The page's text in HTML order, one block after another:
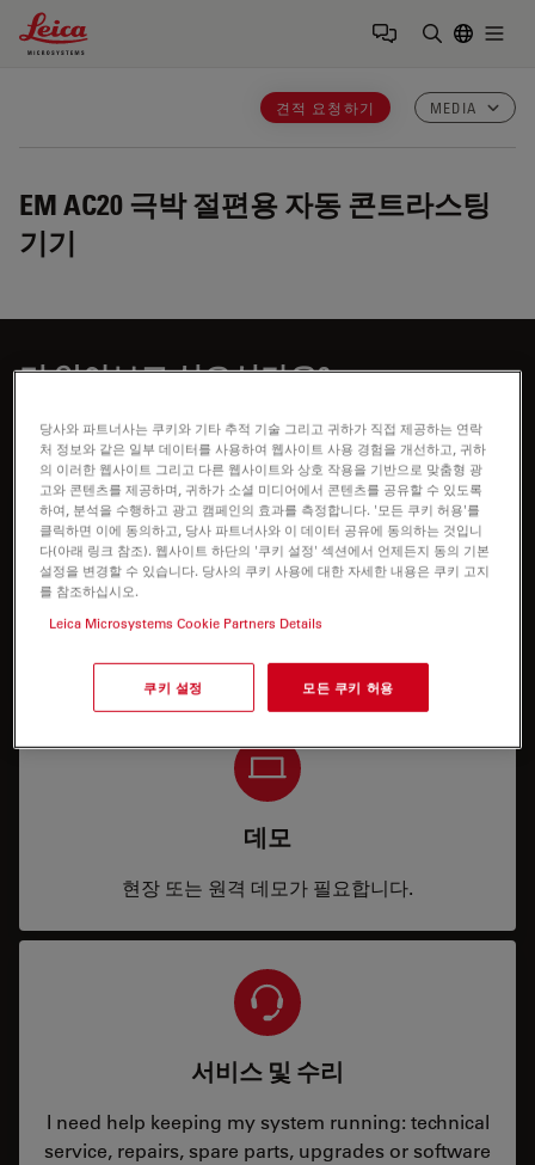
Leica Microsystems Logo
견적 요청하기 MEDIA
EM AC20 극박 절편용 자동 콘트라스팅
기기
더 알아보고 싶으신가요?
전문가와 상담하기
데모
현장 또는 원격 데모가 필요합니다.
서비스 및 수리
I need help keeping my system running: technical
service, repairs, spare parts, upgrades or software
당사와 파트너사는 쿠키와 기타 추적 기술 그리고 귀하가 직접 제공하는 연락
처 정보와 같은 일부 데이터를 사용하여 웹사이트 사용 경험을 개선하고, 귀하
의 이러한 웹사이트 그리고 다른 웹사이트와 상호 작용을 기반으로 맞춤형 광
고와 콘텐츠를 제공하며, 귀하가 소셜 미디어에서 콘텐츠를 공유할 수 있도록
하여, 분석을 수행하고 광고 캠페인의 효과를 측정합니다. '모든 쿠키 허용'를
클릭하면 이에 동의하고, 당사 파트너사와 이 데이터 공유에 동의하는 것입니
다(아래 링크 참조). 웹사이트 하단의 '쿠키 설정' 섹션에서 언제든지 동의 기본
설정을 변경할 수 있습니다. 당사의 쿠키 사용에 대한 자세한 내용은 쿠키 고지
를 참조하십시오.
Leica Microsystems Cookie Partners Details
쿠키 설정 모든 쿠키 허용